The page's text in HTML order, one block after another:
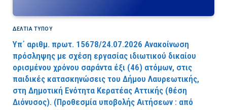
ΔΕΛΤΙΑ ΤΥΠΟΥ
Υπ΄ αριθμ. πρωτ. 15678/24.07.2026 Ανακοίνωση
πρόσληψης με σχέση εργασίας ιδιωτικού δικαίου
ορισμένου χρόνου σαράντα έξι (46) ατόμων, στις
παιδικές κατασκηνώσεις του Δήμου Λαυρεωτικής,
στη Δημοτική Ενότητα Κερατέας Αττικής (θέση
Διόνυσος). (Προθεσμία υποβολής Αιτήσεων : από